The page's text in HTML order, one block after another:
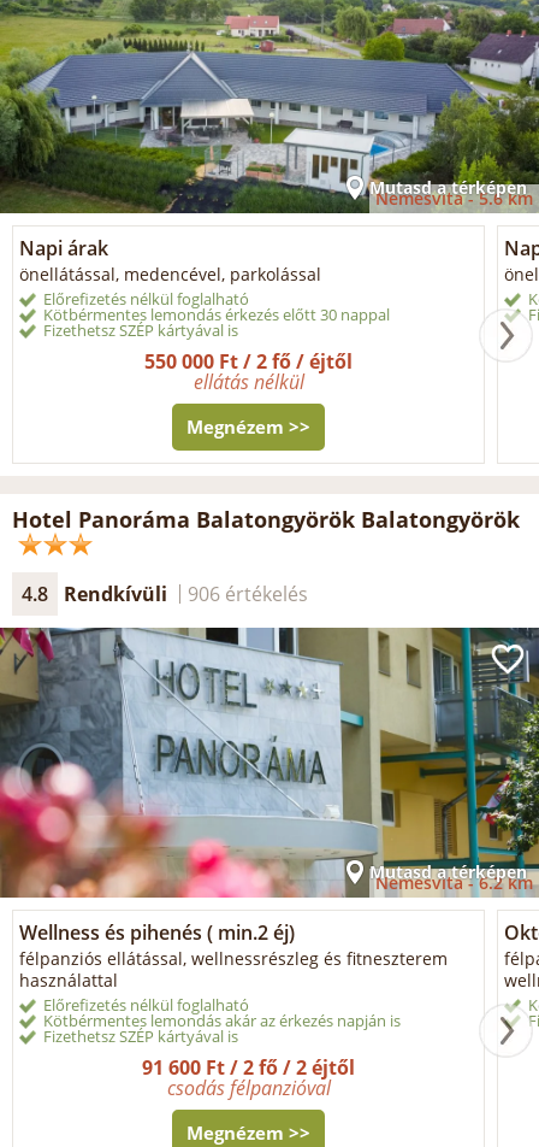
Mutasd a térképen
Nemesvita -5.6 km
Napi árak
önellátással, medencével, parkolással
Előrefizetés nélkül foglalható
Kötbérmentes lemondás érkezés előtt 30 nappal
Fizethetsz SZÉP kártyával is
550 000 Ft / 2 fő / éjtől
ellátás nélkül
Megnézem >>
Hotel Panoráma Balatongyörök Balatongyörök
4.8 Rendkívüli 906 értékelés
Mutasd a térképen
Nemesvita -6.2 km
Wellness és pihenés ( min.2 éj)
félpanziós ellátással, wellnessrészleg és fitneszterem
használattal
Előrefizetés nélkül foglalható
Kötbérmentes lemondás akár az érkezés napján is
Fizethetsz SZÉP kártyával is
91 600 Ft / 2 fő / 2 éjtől
csodás félpanzióval
Megnézem >>